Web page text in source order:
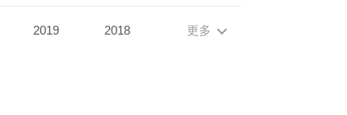
2019 2018 更多